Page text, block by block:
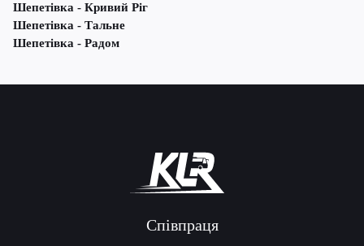
Шепетівка - Кривий Ріг
Шепетівка - Тальне
Шепетівка - Радом
Співпраця